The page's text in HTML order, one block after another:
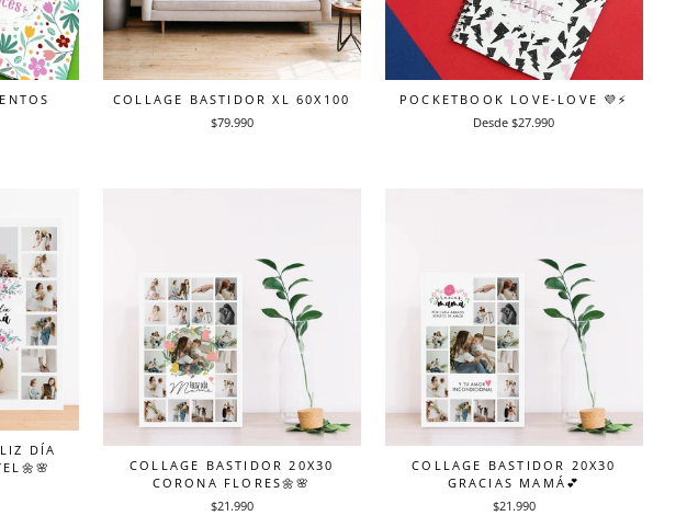
COLLAGE BASTIDOR XL 60X100
$79.990
POCKETBOOK LOVE-LOVE 💜⚡️
Desde $27.990
DÍA
COLLAGE BASTIDOR 20X30
CORONA FLORES🌼🌸
$21.990
COLLAGE BASTIDOR 20X30
GRACIAS MAMÁ💕
$21.990